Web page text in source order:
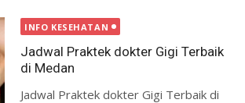
INFO KESEHATAN
Jadwal Praktek dokter Gigi Terbaik
di Medan
Jadwal Praktek dokter Gigi Terbaik di